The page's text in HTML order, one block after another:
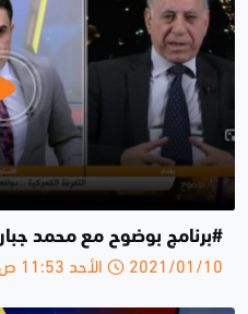
#برنامج بوضوح مع محمد جبار21-2-2019
2021/01/10 الأحد 11:53 ص